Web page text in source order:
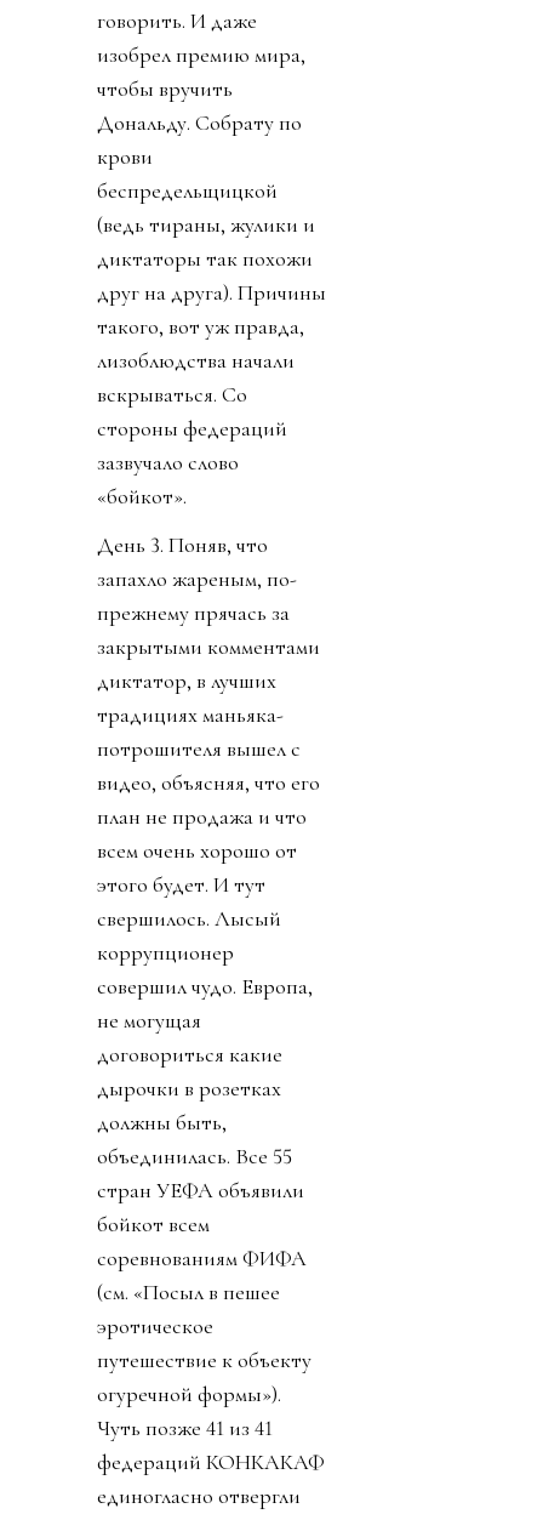
говорить. И даже
изобрел премию мира,
чтобы вручить
Дональду. Собрату по
крови
беспредельщицкой
(ведь тираны, жулики и
диктаторы так похожи
друг на друга). Причины
такого, вот уж правда,
лизоблюдства начали
вскрываться. Со
стороны федераций
зазвучало слово
«бойкот».
День 3. Поняв, что
запахло жареным, по-
прежнему прячась за
закрытыми комментами
диктатор, в лучших
традициях маньяка-
потрошителя вышел с
видео, объясняя, что его
план не продажа и что
всем очень хорошо от
этого будет. И тут
свершилось. Лысый
коррупционер
совершил чудо. Европа,
не могущая
договориться какие
дырочки в розетках
должны быть,
объединилась. Все 55
стран УЕФА объявили
бойкот всем
соревнованиям ФИФА
(см. «Посыл в пешее
эротическое
путешествие к объекту
огуречной формы»).
Чуть позже 41 из 41
федераций КОНКАКАФ
единогласно отвергли